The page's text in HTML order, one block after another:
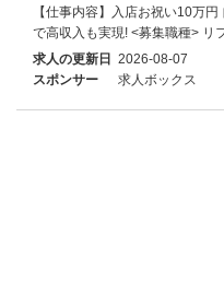
【仕事内容】入店お祝い10万
で高収入も実現! <募集職種> リ
求人の更新日 2026-08-07
スポンサー
求人ボックス